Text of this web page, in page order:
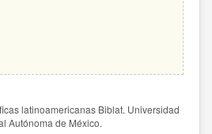
latinoamericanas Biblat. Universidad
Autónoma de México.